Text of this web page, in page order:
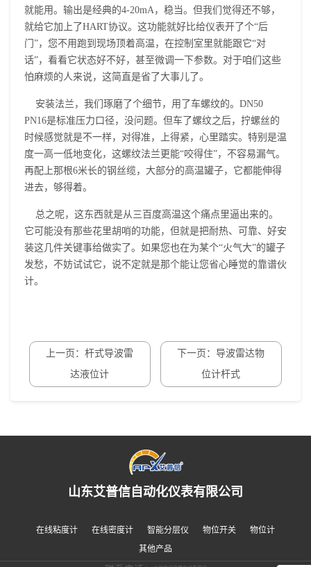
就能用。输出是经典的4-20mA，稳当。但我们觉得还不够，
就给它加上了HART协议。这功能就好比给仪表开了个“后
门”，您不用跑到现场顶着高温，在控制室里就能跟它“对
话”，看看它状态好不好，甚至微调一下参数。对于咱们这些
怕麻烦的人来说，这简直是省了大事儿了。
安装法兰，我们琢磨了个细节，用了车螺纹的。DN50
PN16是标准压力口径，没问题。但车了螺纹之后，拧螺丝的
时候感觉就是不一样，对得准，上得紧，心里踏实。特别是温
度一高一低地变化，这螺纹法兰更能“咬得住”，不容易漏气。
再配上那根6米长的钢丝缆，大部分的高温罐子，它都能伸得
进去，够得着。
总之呢，这东西就是从三百度高温这个痛点里逼出来的。
它可能没有那些花里胡哨的功能，但就是把耐热、可靠、好安
装这几件关键事给做实了。如果您也在为某个“火气大”的罐子
发愁，不妨试试它，说不定就是那个能让您省心睡觉的靠谱伙
计。
上一页：杆式导波雷
达液位计
下一页：导波雷达物
位计杆式
山东艾普信自动化仪表有限公司
在线粘度计 在线密度计 智能分层仪 物位开关
物位计
其他产品